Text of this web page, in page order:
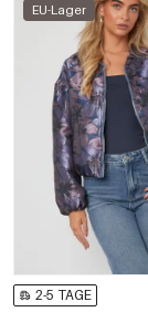
EU-Lager
2-5 TAGE